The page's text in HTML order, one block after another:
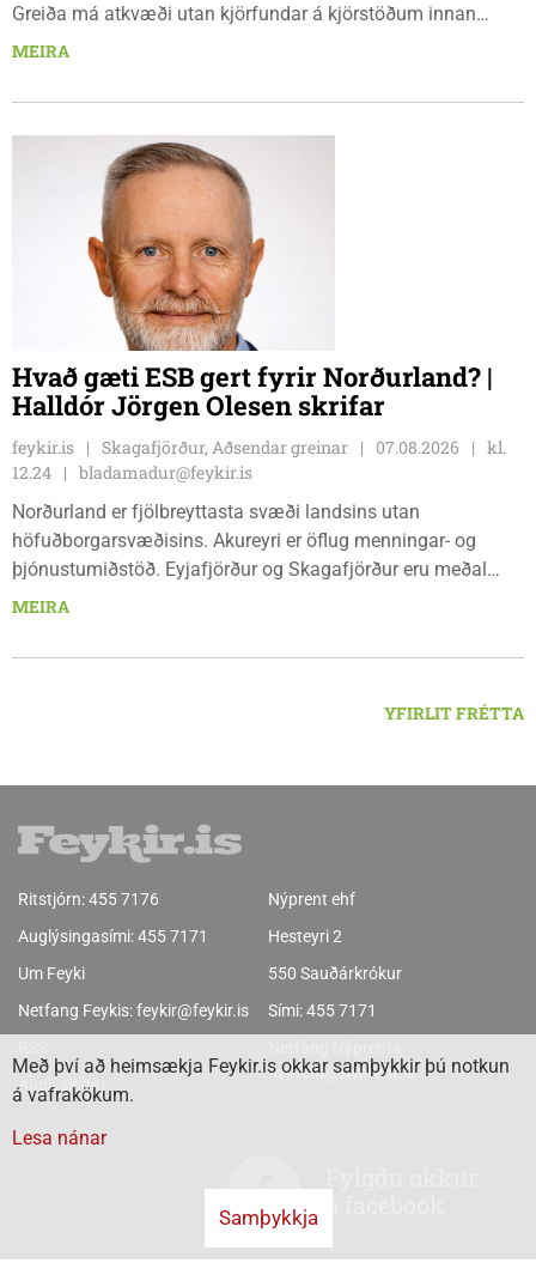
Greiða má atkvæði utan kjörfundar á kjörstöðum innan
umdæmisins sem hér segir: Blönduósi, aðalskrifstofu,
Sauðárkróki, sýsluskrifstofu, Suðurgötu 1, Sauðárkróki, virka
vestra að Hvammstangabraut 5, Hvammstanga, mánudaga -
fimmtudaga kl. 10:00 - 14:00 og föstudaga kl. 10:00 - 12:00.
Skagaströnd, stjórnsýsluhúsi að Túnbraut 1-3, Skagaströnd,
mánudaga - fimmtudaga kl. 09:00 - 12:00 og 13:00 - 15:00,
frá og með mánudeginum 17. ágúst 2026.
MEIRA
Hvað gæti ESB gert fyrir Norðurland? |
Halldór Jörgen Olesen skrifar
feykir.is Skagafjörður, Aðsendar greinar 07.08.2026
kl.
12.24
bladamadur@feykir.is
Norðurland er fjölbreyttasta svæði landsins utan
höfuðborgarsvæðisins. Akureyri er öflug menningar- og
þjónustumiðstöð. Eyjafjörður og Skagafjörður eru meðal
bestu landbúnaðarsvæða landsins. Dalvík, Siglufjörður og
svæðinu er verið að þróa orkuverkefni og nýsköpun.
MEIRA
YFIRLIT FRÉTTA
Ritstjórn:455 7176
Auglýsingasími:455 7171
Um Feyki
Netfang Feykis:feykir@feykir.is
Auglýsingar
Nýprent ehf
Hesteyri 2
550 Sauðárkrókur
Sími:455 7171
nyprent@nyprent.is
Með því að heimsækja Feykir.is okkar samþykkir þú notkun
á vafrakökum.
Lesa nánar
Samþykkja